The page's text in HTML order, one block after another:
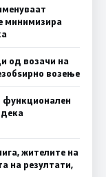
минимизира
од возачи на
возење
жителите на
на резултати,